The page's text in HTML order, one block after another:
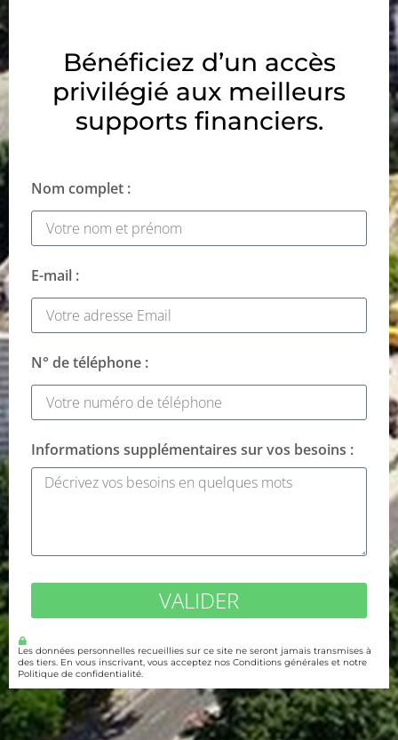
Bénéficiez d’un accès
privilégié aux meilleurs
supports financiers.
Nom complet :
E-mail :
N° de téléphone :
Informations supplémentaires sur vos besoins :
VALIDER
Les données personnelles recueillies sur ce site ne seront jamais transmises à
des tiers. En vous inscrivant, vous acceptez nos Conditions générales et notre
Politique de confidentialité.